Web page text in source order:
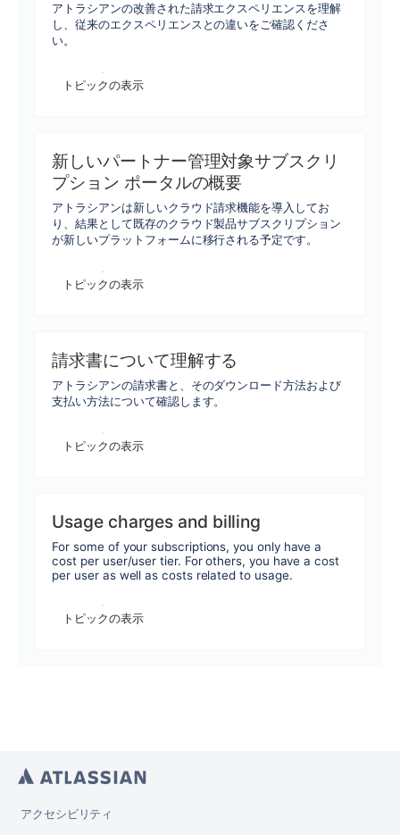
アトラシアンの改善された請求エクスペリエンスを理解
し、従来のエクスペリエンスとの違いをご確認くださ
い。
トピックの表示
新しいパートナー管理対象サブスクリ
プション ポータルの概要
アトラシアンは新しいクラウド請求機能を導入してお
り、結果として既存のクラウド製品サブスクリプション
が新しいプラットフォームに移行される予定です。
トピックの表示
請求書について理解する
アトラシアンの請求書と、そのダウンロード方法および
支払い方法について確認します。
トピックの表示
Usage charges and billing
For some of your subscriptions, you only have a
cost per user/user tier. For others, you have a cost
per user as well as costs related to usage.
トピックの表示
アクセシビリティ